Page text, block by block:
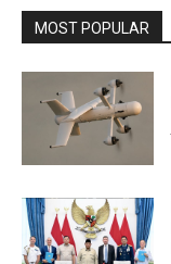
MOST POPULAR